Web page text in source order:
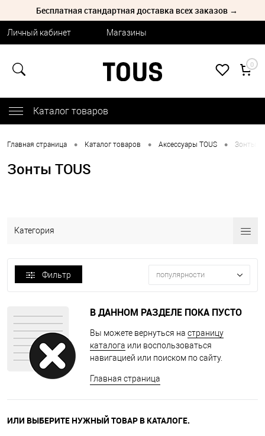
Бесплатная стандартная доставка всех заказов →
Личный кабинет Магазины
0
Каталог товаров
Главная страница • Каталог товаров • Аксессуары TOUS • Зонты
Зонты TOUS
Категория
Фильтр популярности
В ДАННОМ РАЗДЕЛЕ ПОКА ПУСТО
Вы можете вернуться на страницу
каталога или воспользоваться
навигацией или поиском по сайту.
Главная страница
ИЛИ ВЫБЕРИТЕ НУЖНЫЙ ТОВАР В КАТАЛОГЕ.